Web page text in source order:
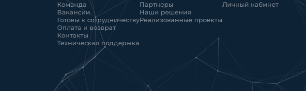
Команда
Вакансии
Готовы к сотрудничеству
Оплата и возврат
Контакты
Техническая поддержка
Партнеры
Наши решения
Реализованные проекты
Личный кабинет